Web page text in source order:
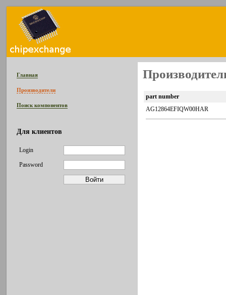
Главная
Производители
Поиск компонентов
Для клиентов
Login
Password
part number
AG12864EFIQW00HAR